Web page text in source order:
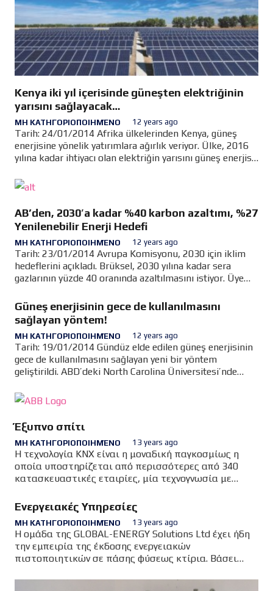
Kenya iki yıl içerisinde güneşten elektriğinin
yarısını sağlayacak…
ΜΗ ΚΑΤΗΓΟΡΙΟΠΟΙΗΜΈΝΟ 12 years ago
Tarih: 24/01/2014 Afrika ülkelerinden Kenya, güneş
enerjisine yönelik yatırımlara ağırlık veriyor. Ülke, 2016
yılına kadar ihtiyacı olan elektriğin yarısını güneş enerjisi
…
AB’den, 2030′a kadar %40 karbon azaltımı, %27
Yenilenebilir Enerji Hedefi
ΜΗ ΚΑΤΗΓΟΡΙΟΠΟΙΗΜΈΝΟ 12 years ago
Tarih: 23/01/2014 Avrupa Komisyonu, 2030 için iklim
hedeflerini açıkladı. Brüksel, 2030 yılına kadar sera
gazlarının yüzde 40 oranında azaltılmasını istiyor. Üye
yenilenebilir kaynaklardan…
Güneş enerjisinin gece de kullanılmasını
sağlayan yöntem!
ΜΗ ΚΑΤΗΓΟΡΙΟΠΟΙΗΜΈΝΟ 12 years ago
Tarih: 19/01/2014 Gündüz elde edilen güneş enerjisinin
gece de kullanılmasını sağlayan yeni bir yöntem
geliştirildi. ABD’deki North Carolina Üniversitesi’nde
gündüz elde edilen…
Έξυπνο σπίτι
ΜΗ ΚΑΤΗΓΟΡΙΟΠΟΙΗΜΈΝΟ 13 years ago
Η τεχνολογία KNX είναι η μοναδική παγκοσμίως η
οποία υποστηρίζεται από περισσότερες από 340
κατασκευαστικές εταιρίες, μία τεχνογνωσία με
πιστοποιημένα μέλη σε όλον τον κόσμο,…
Ενεργειακές Υπηρεσίες
ΜΗ ΚΑΤΗΓΟΡΙΟΠΟΙΗΜΈΝΟ 13 years ago
Η ομάδα της GLOBAL-ENERGY Solutions Ltd έχει ήδη
την εμπειρία της έκδοσης ενεργειακών
πιστοποιητικών σε πάσης φύσεως κτίρια. Βάσει
ενεργειακά πιστοποιητικά σε όλη την Ελλάδα…